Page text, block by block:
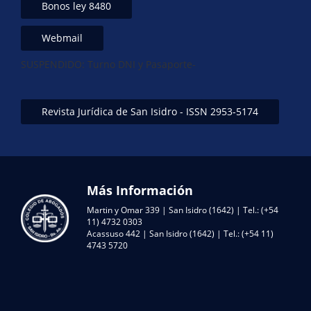
Bonos ley 8480
Webmail
SUSPENDIDO: Turno DNI y Pasaporte-
Revista Jurídica de San Isidro - ISSN 2953-5174
Más Información
Martin y Omar 339 | San Isidro (1642) | Tel.: (+54
11) 4732 0303
Acassuso 442 | San Isidro (1642) | Tel.: (+54 11)
4743 5720